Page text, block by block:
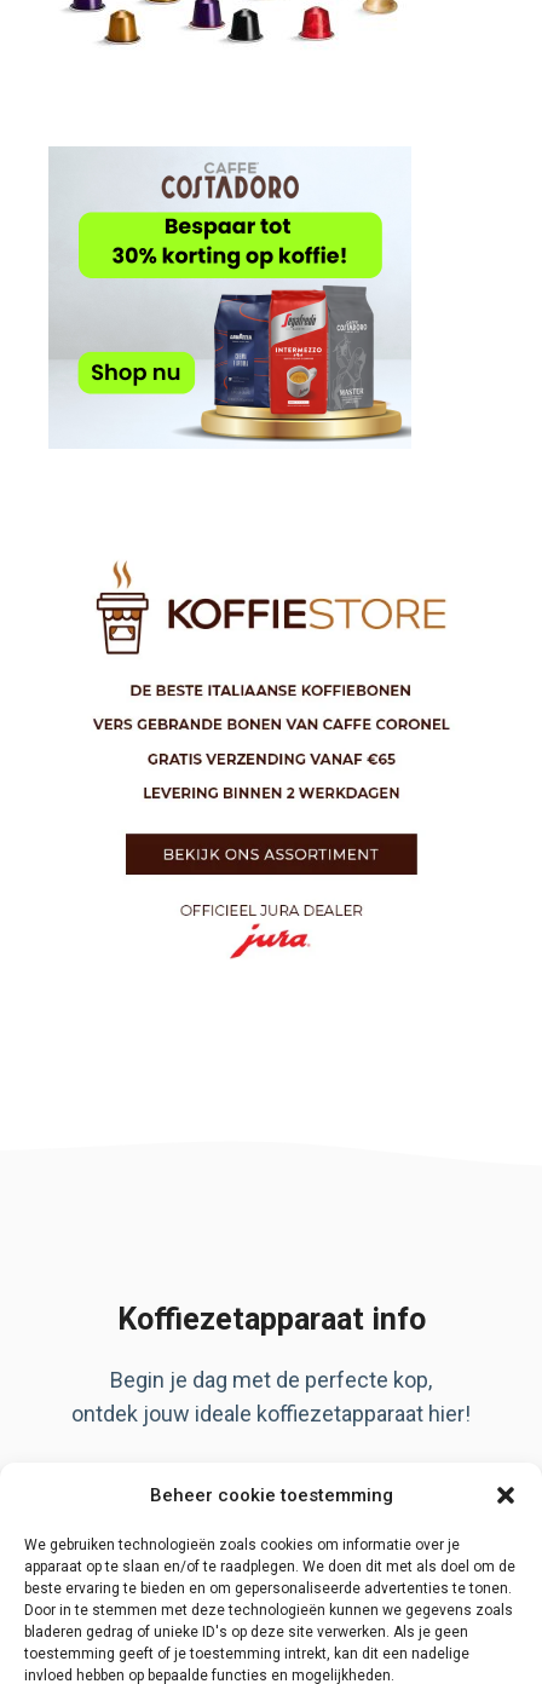
Beheer cookie toestemming
We gebruiken technologieën zoals cookies om informatie over je
apparaat op te slaan en/of te raadplegen. We doen dit met als doel om de
beste ervaring te bieden en om gepersonaliseerde advertenties te tonen.
Door in te stemmen met deze technologieën kunnen we gegevens zoals
bladeren gedrag of unieke ID's op deze site verwerken. Als je geen
toestemming geeft of je toestemming intrekt, kan dit een nadelige
invloed hebben op bepaalde functies en mogelijkheden.
Koffiezetapparaat info
Begin je dag met de perfecte kop,
ontdek jouw ideale koffiezetapparaat hier!
Privacy Policy
Disclaimer